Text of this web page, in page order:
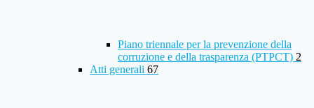
Piano triennale per la prevenzione della
corruzione e della trasparenza (PTPCT) 2
Atti generali 67